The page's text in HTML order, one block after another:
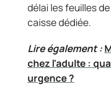
délai les feuilles
caisse dédiée.
Lire également :
chez l'adulte :
urgence ?